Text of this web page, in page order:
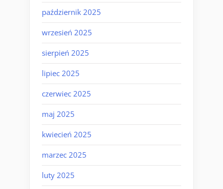
październik 2025
wrzesień 2025
sierpień 2025
lipiec 2025
czerwiec 2025
maj 2025
kwiecień 2025
marzec 2025
luty 2025